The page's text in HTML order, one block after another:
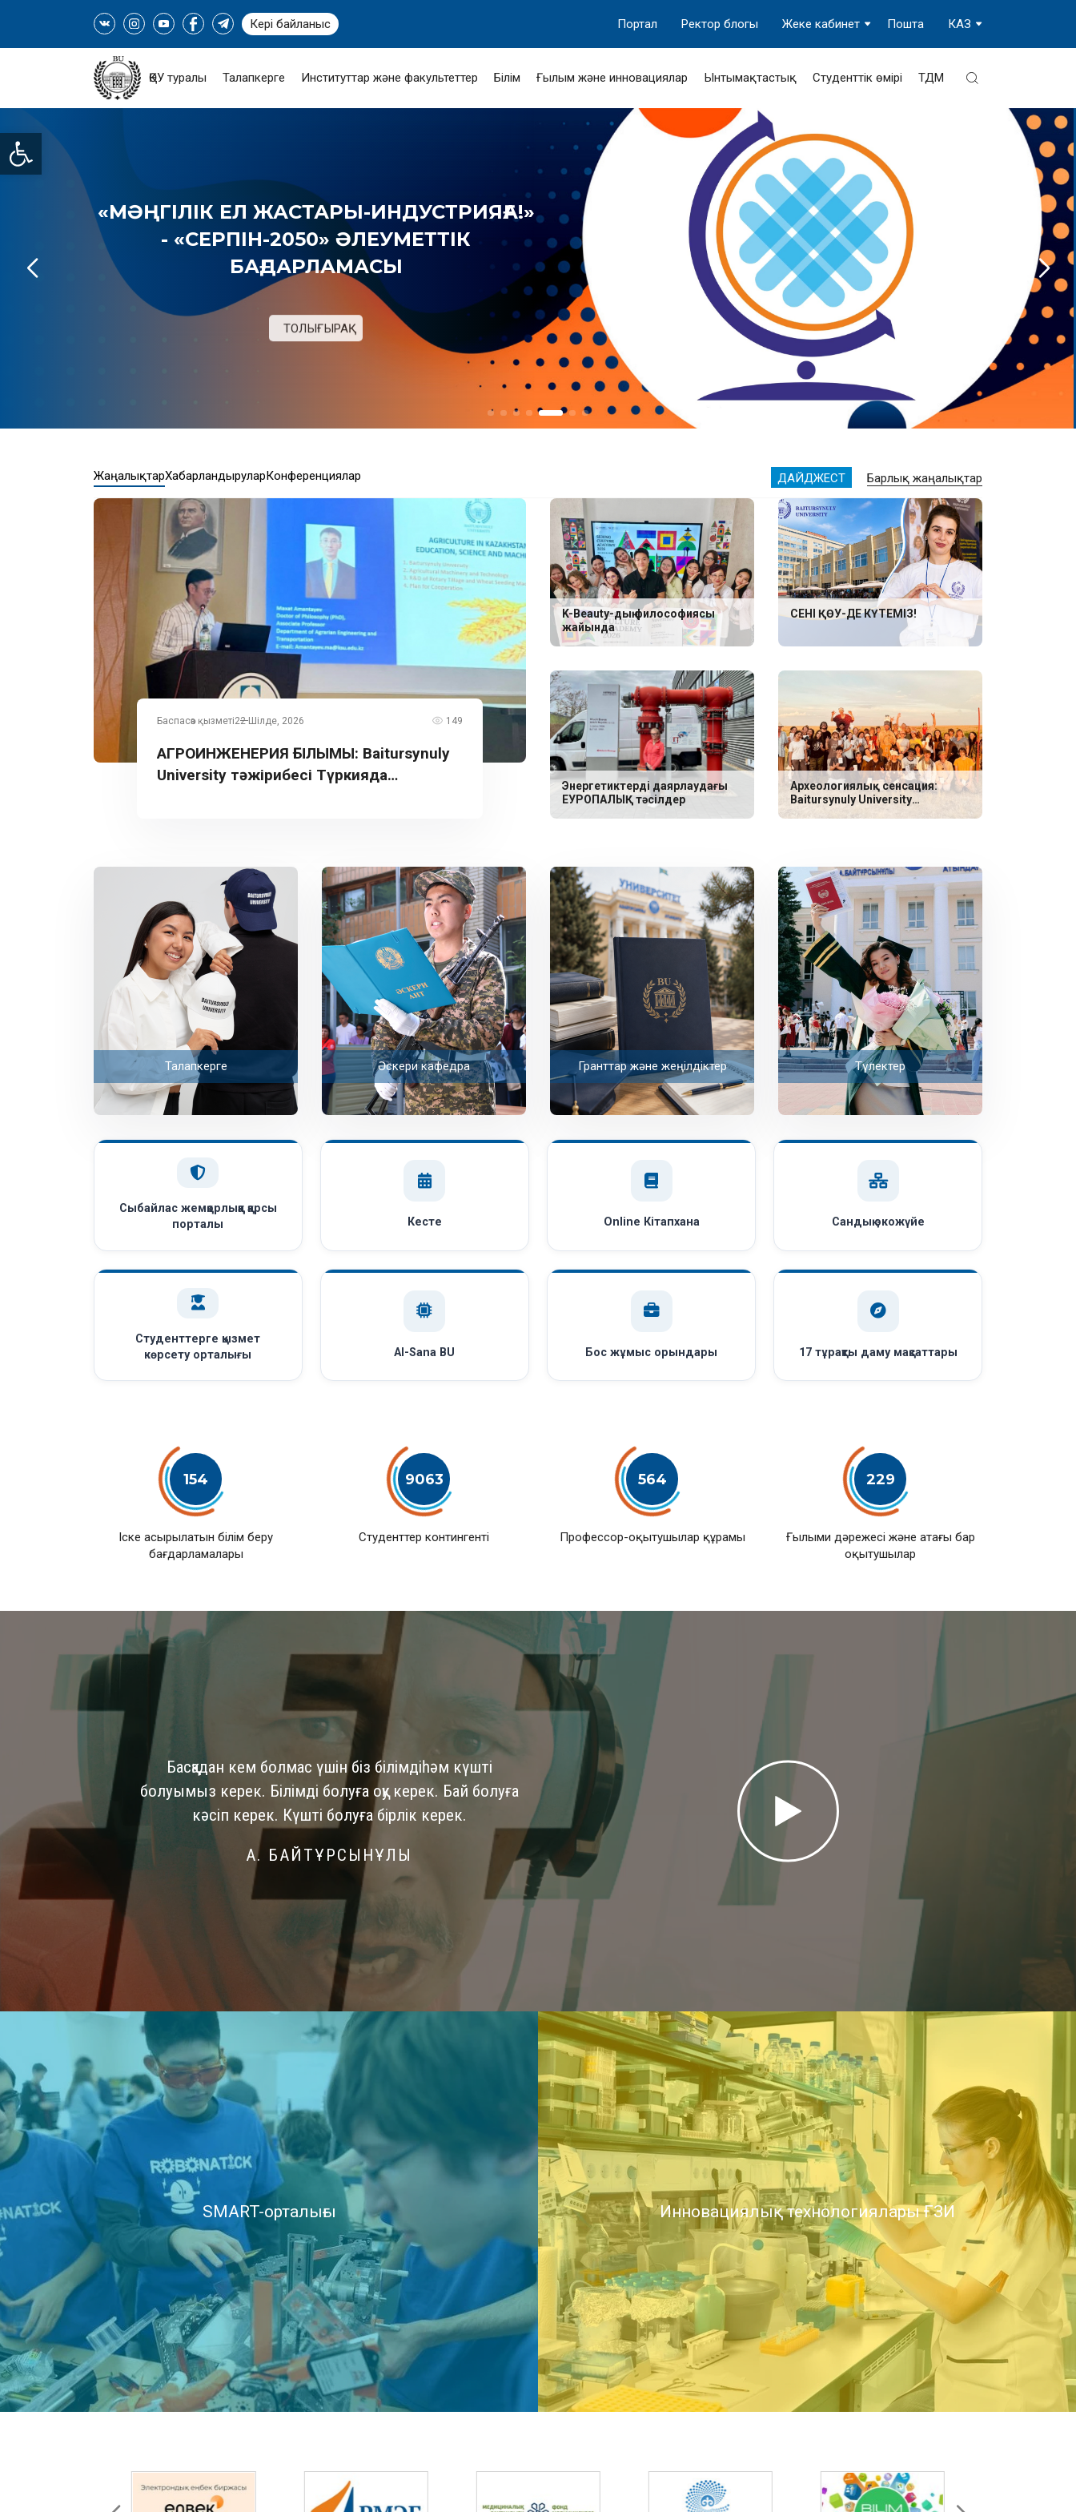
Open toolbar
Кері байланыс КАЗ
Пошта
Жеке кабинет
Ректор блогы
Портал
ҚӨУ туралы Талапкерге Институттар және факультеттер Білім Ғылым және инновациялар Ынтымақтастық Студенттік өмірі ТДМ
«МӘҢГІЛІК ЕЛ ЖАСТАРЫ-ИНДУСТРИЯҒА!»
- «СЕРПІН-2050» ӘЛЕУМЕТТІК
БАҒДАРЛАМАСЫ
ТОЛЫҒЫРАҚ
ЖаңалықтарХабарландыруларКонференциялар ДАЙДЖЕСТ Барлық жаңалықтар
Баспасөз қызметі22 Шілде, 2026 149
АГРОИНЖЕНЕРИЯ ҒЫЛЫМЫ: Baitursynuly
University тәжірибесі Түркияда
K-Beauty-дың философиясы
жайында
СЕНІ ҚӨУ-ДЕ КҮТЕМІЗ!
Энергетиктерді даярлаудағы
ЕУРОПАЛЫҚ тәсілдер
Археологиялық сенсация:
Baitursynuly University
ғалымдары неолит дәуіріне
Талапкерге Әскери кафедра Гранттар және жеңілдіктер Түлектер
Сыбайлас жемқорлыққа қарсы
порталы
Кесте Online Кітапхана Сандық экожүйе
Студенттерге қызмет
көрсету орталығы
AI-Sana BU Бос жұмыс орындары 17 тұрақты даму мақсаттары
154
Іске асырылатын білім беру
бағдарламалары
9063
Студенттер контингенті
564
Профессор-оқытушылар құрамы
229
Ғылыми дәрежесі және атағы бар
оқытушылар
Басқадан кем болмас үшін біз білімдіһәм күшті
болуымыз керек. Білімді болуға оқу керек. Бай болуға
кәсіп керек. Күшті болуға бірлік керек.
А. БАЙТҰРСЫНҰЛЫ
SMART-орталығы Инновациялық технологиялары ҒЗИ